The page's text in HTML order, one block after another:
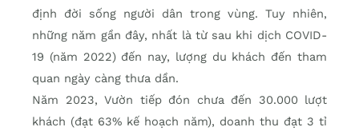
định đời sống người dân trong vùng. Tuy nhiên,
những năm gần đây, nhất là từ sau khi dịch COVID-
19 (năm 2022) đến nay, lượng du khách đến tham
quan ngày càng thưa dần.
Năm 2023, Vườn tiếp đón chưa đến 30.000 lượt
khách (đạt 63% kế hoạch năm), doanh thu đạt 3 tỉ